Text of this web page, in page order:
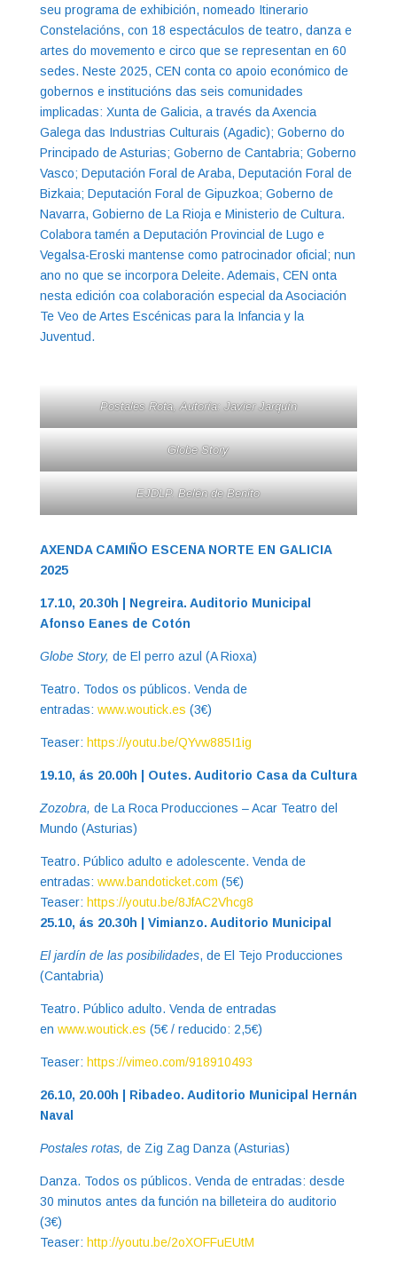
seu programa de exhibición, nomeado Itinerario
Constelacións, con 18 espectáculos de teatro, danza e
artes do movemento e circo que se representan en 60
sedes. Neste 2025, CEN conta co apoio económico de
gobernos e institucións das seis comunidades
implicadas: Xunta de Galicia, a través da Axencia
Galega das Industrias Culturais (Agadic); Goberno do
Principado de Asturias; Goberno de Cantabria; Goberno
Vasco; Deputación Foral de Araba, Deputación Foral de
Bizkaia; Deputación Foral de Gipuzkoa; Goberno de
Navarra, Gobierno de La Rioja e Ministerio de Cultura.
Colabora tamén a Deputación Provincial de Lugo e
Vegalsa-Eroski mantense como patrocinador oficial; nun
ano no que se incorpora Deleite. Ademais, CEN onta
nesta edición coa colaboración especial da Asociación
Te Veo de Artes Escénicas para la Infancia y la
Juventud.
Postales Rota, Autoría: Javier Jarquín
Globe Story
EJDLP. Belén de Benito
AXENDA CAMIÑO ESCENA NORTE EN GALICIA
2025
17.10, 20.30h | Negreira. Auditorio Municipal
Afonso Eanes de Cotón
Globe Story, de El perro azul (A Rioxa)
Teatro. Todos os públicos. Venda de
entradas: www.woutick.es (3€)
Teaser: https://youtu.be/QYvw885I1ig
19.10, ás 20.00h | Outes. Auditorio Casa da Cultura
Zozobra, de La Roca Producciones – Acar Teatro del
Mundo (Asturias)
Teatro. Público adulto e adolescente. Venda de
entradas: www.bandoticket.com (5€)
Teaser: https://youtu.be/8JfAC2Vhcg8
25.10, ás 20.30h | Vimianzo. Auditorio Municipal
El jardín de las posibilidades, de El Tejo Producciones
(Cantabria)
Teatro. Público adulto. Venda de entradas
en www.woutick.es (5€ / reducido: 2,5€)
Teaser: https://vimeo.com/918910493
26.10, 20.00h | Ribadeo. Auditorio Municipal Hernán
Naval
Postales rotas, de Zig Zag Danza (Asturias)
Danza. Todos os públicos. Venda de entradas: desde
30 minutos antes da función na billeteira do auditorio
(3€)
Teaser: http://youtu.be/2oXOFFuEUtM